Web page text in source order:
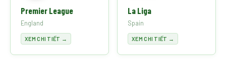
Premier League
England
XEM CHI TIẾT →
La Liga
Spain
XEM CHI TIẾT →